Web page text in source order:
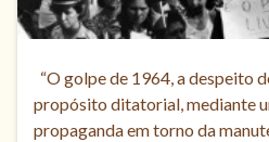
“O golpe de 1964, a despeito
propósito ditatorial, mediante
propaganda em torno da